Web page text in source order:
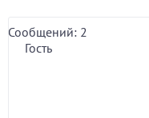
Сообщений: 2
Гость